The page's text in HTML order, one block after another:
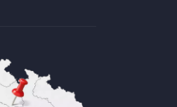
Přidat do košíku